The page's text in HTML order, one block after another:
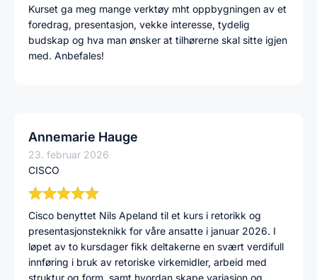
Kurset ga meg mange verktøy mht oppbygningen av et
foredrag, presentasjon, vekke interesse, tydelig
budskap og hva man ønsker at tilhørerne skal sitte igjen
med. Anbefales!
Annemarie Hauge
23. februar 2026
CISCO
Cisco benyttet Nils Apeland til et kurs i retorikk og
presentasjonsteknikk for våre ansatte i januar 2026. I
løpet av to kursdager fikk deltakerne en svært verdifull
innføring i bruk av retoriske virkemidler, arbeid med
struktur og form, samt hvordan skape variasjon og